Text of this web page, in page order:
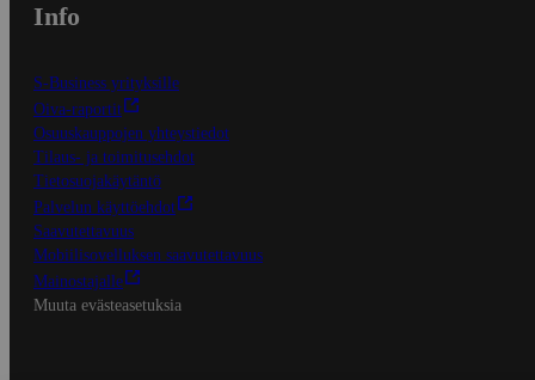
Info
S-Business yrityksille
Oiva-raportit
Osuuskauppojen yhteystiedot
Tilaus- ja toimitusehdot
Tietosuojakäytäntö
Palvelun käyttöehdot
Saavutettavuus
Mobiilisovelluksen saavutettavuus
Mainostajalle
Muuta evästeasetuksia